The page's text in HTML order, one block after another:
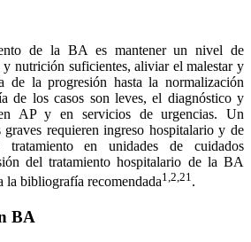
de la BA es mantener un nivel de
nutrición suficientes, aliviar el malestar y
de la progresión hasta la normalización
de los casos son leves, el diagnóstico y
AP y en servicios de urgencias. Un
graves requieren ingreso hospitalario y de
tratamiento en unidades de cuidados
del tratamiento hospitalario de la BA
la bibliografía recomendada1,2,21.
BA